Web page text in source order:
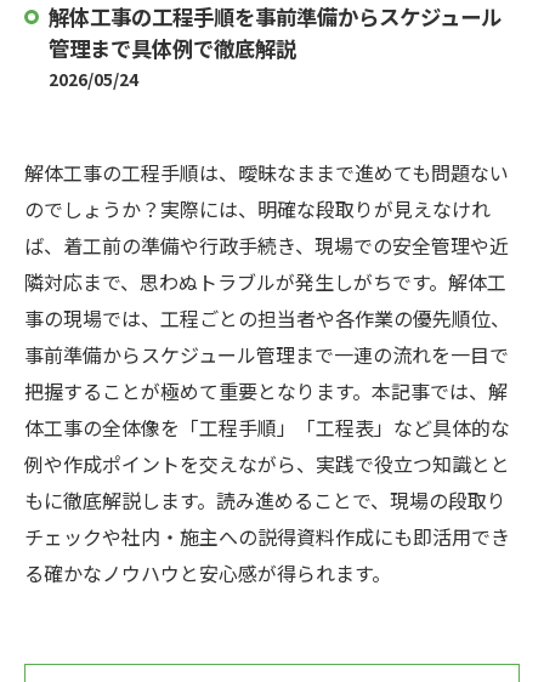
解体工事の工程手順を事前準備からスケジュール
管理まで具体例で徹底解説
2026/05/24
解体工事の工程手順は、曖昧なままで進めても問題ない
のでしょうか？実際には、明確な段取りが見えなけれ
ば、着工前の準備や行政手続き、現場での安全管理や近
隣対応まで、思わぬトラブルが発生しがちです。解体工
事の現場では、工程ごとの担当者や各作業の優先順位、
事前準備からスケジュール管理まで一連の流れを一目で
把握することが極めて重要となります。本記事では、解
体工事の全体像を「工程手順」「工程表」など具体的な
例や作成ポイントを交えながら、実践で役立つ知識とと
もに徹底解説します。読み進めることで、現場の段取り
チェックや社内・施主への説得資料作成にも即活用でき
る確かなノウハウと安心感が得られます。